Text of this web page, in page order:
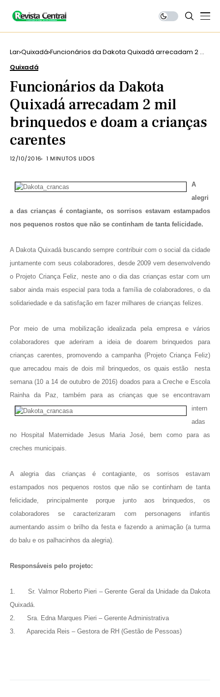
Lar Quixadá Funcionários da Dakota Quixadá arrecadam 2 mil
Quixadá
Funcionários da Dakota
Quixadá arrecadam 2 mil
brinquedos e doam a crianças
carentes
12/10/2016 1 MINUTOS LIDOS
A
alegri
a das crianças é contagiante, os sorrisos estavam estampados
nos pequenos rostos que não se continham de tanta felicidade.
A Dakota Quixadá buscando sempre contribuir com o social da cidade
juntamente com seus colaboradores, desde 2009 vem desenvolvendo
o Projeto Criança Feliz, neste ano o dia das crianças estar com um
sabor ainda mais especial para toda a família de colaboradores, o da
solidariedade e da satisfação em fazer milhares de crianças felizes.
Por meio de uma mobilização idealizada pela empresa e vários
colaboradores que aderiram a ideia de doarem brinquedos para
crianças carentes, promovendo a campanha (Projeto Criança Feliz)
que arrecadou mais de dois mil brinquedos, os quais estão nesta
semana (10 a 14 de outubro de 2016) doados para a Creche e Escola
Rainha da Paz,também para as crianças que se encontravam
intern
adas
no Hospital Maternidade Jesus Maria José, bem como para as
creches municipais.
A alegria das crianças é contagiante, os sorrisos estavam
estampados nos pequenos rostos que não se continham de tanta
felicidade, principalmente porque junto aos brinquedos, os
colaboradores se caracterizaram com personagens infantis
aumentando assim o brilho da festa e fazendo a animação (a turma
do balu e os palhacinhos da alegria).
Responsáveis pelo projeto:
1. Sr. Valmor Roberto Pieri – Gerente Geral da Unidade da Dakota
Quixadá.
2. Sra. Edna Marques Pieri – Gerente Administrativa
3. Aparecida Reis – Gestora de RH (Gestão de Pessoas)